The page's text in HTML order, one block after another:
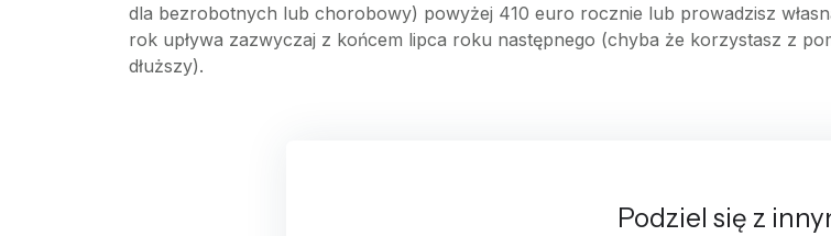
dla bezrobotnych lub chorobowy) powyżej 410 euro rocznie lub prowadzisz
rok upływa zazwyczaj z końcem lipca roku następnego (chyba że korzystasz z
dłuższy).
Podziel się z